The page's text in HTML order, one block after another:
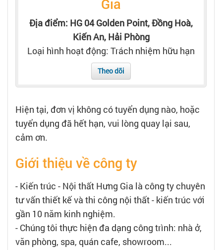
Tạo hồ sơ
Cẩm nang việc làm
Nhà tuyển dụng
Gia
Địa điểm: HG 04 Golden Point, Đồng Hoà,
Kiến An, Hải Phòng
Loại hình hoạt động: Trách nhiệm hữu hạn
Theo dõi
Hiện tại, đơn vị không có tuyển dụng nào, hoặc
tuyển dụng đã hết hạn, vui lòng quay lại sau,
cảm ơn.
Giới thiệu về công ty
- Kiến trúc - Nội thất Hưng Gia là công ty chuyên
tư vấn thiết kế và thi công nội thất - kiến trúc với
gần 10 năm kinh nghiệm.
- Chúng tôi thực hiện đa dạng công trình: nhà ở,
văn phòng, spa, quán cafe, showroom...